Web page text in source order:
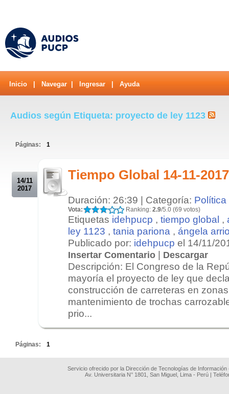
Inicio Navegar Ingresar Ayuda
Audios según Etiqueta: proyecto de ley 1123
Páginas: 1
14/11
2017
Tiempo Global 14-11-
Duración: 26:39 | Categoría: Política
Vota: Ranking: 2.9/5.0 (69 votos)
Etiquetas idehpucp , tiempo global ,
ley 1123 , tania pariona , ángela
Publicado por: idehpucp el 14/11/
Insertar Comentario | Descargar
Descripción: El Congreso de la
mayoría el proyecto de ley que
construcción de carreteras en
mantenimiento de trochas
prio...
Páginas: 1
Servicio ofrecido por la Dirección de Tecnologías de
Av. Universitaria N° 1801, San Miguel, Lima - Perú |